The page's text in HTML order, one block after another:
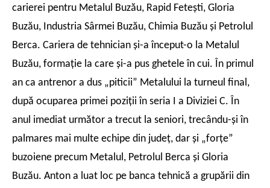
carierei pentru Metalul Buzău, Rapid Feteşti, Gloria
Buzău, Industria Sârmei Buzău, Chimia Buzău şi Petrolul
Berca. Cariera de tehnician şi-a început-o la Metalul
Buzău, formaţie la care şi-a pus ghetele în cui. În primul
an ca antrenor a dus „piticii” Metalului la turneul final,
după ocuparea primei poziţii în seria I a Diviziei C. În
anul imediat următor a trecut la seniori, trecându-şi în
palmares mai multe echipe din judeţ, dar şi „forţe”
buzoiene precum Metalul, Petrolul Berca şi Gloria
Buzău. Anton a luat loc pe banca tehnică a grupării din